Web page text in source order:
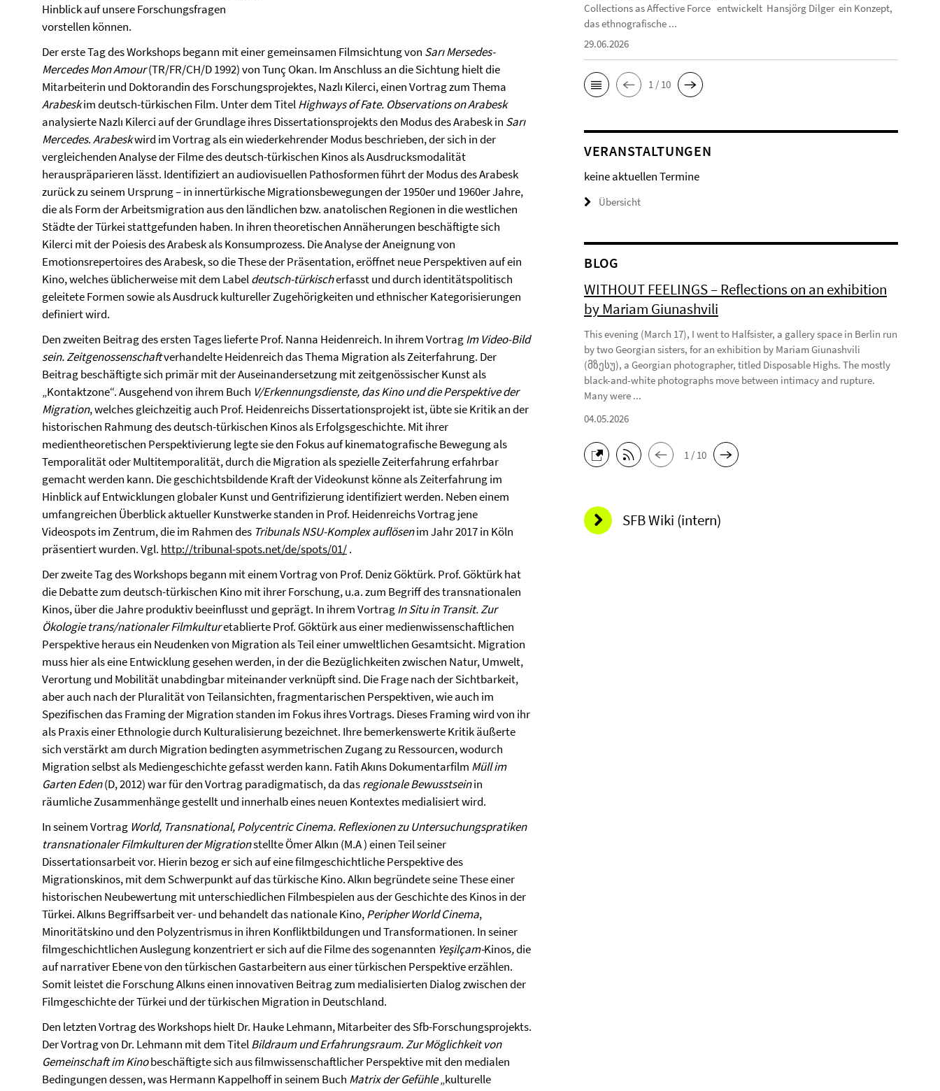
Hinblick auf unsere Forschungsfragen
vorstellen können.
Der erste Tag des Workshops begann mit einer gemeinsamen Filmsichtung von Sarı Mersedes-
Mercedes Mon Amour(TR/FR/CH/D 1992) von Tunç Okan. Im Anschluss an die Sichtung hielt die
Mitarbeiterin und Doktorandin des Forschungsprojektes, Nazlı Kilerci, einen Vortrag zum Thema
Arabeskim deutsch-türkischen Film. Unter dem TitelHighways of Fate. Observations on Arabesk
analysierte Nazlı Kilerci auf der Grundlage ihres Dissertationsprojekts den Modus des Arabesk in Sarı
Mercedes.Arabeskwird im Vortrag als ein wiederkehrender Modus beschrieben, der sich in der
vergleichenden Analyse der Filme des deutsch-türkischen Kinos als Ausdrucksmodalität
herauspräparieren lässt. Identifiziert an audiovisuellen Pathosformen führt der Modus des Arabesk
zurück zu seinem Ursprung – in innertürkische Migrationsbewegungen der 1950er und 1960er Jahre,
die als Form der Arbeitsmigration aus den ländlichen bzw. anatolischen Regionen in die westlichen
Städte der Türkei stattgefunden haben. In ihren theoretischen Annäherungen beschäftigte sich
Kilerci mit der Poiesis des Arabesk als Konsumprozess. Die Analyse der Aneignung von
Emotionsrepertoires des Arabesk, so die These der Präsentation, eröffnet neue Perspektiven auf ein
Kino, welches üblicherweise mit dem Labeldeutsch-türkischerfasst und durch identitätspolitisch
geleitete Formen sowie als Ausdruck kultureller Zugehörigkeiten und ethnischer Kategorisierungen
definiert wird.
Den zweiten Beitrag des ersten Tages lieferte Prof. Nanna Heidenreich. In ihrem VortragIm Video-Bild
sein. Zeitgenossenschaftverhandelte Heidenreich das Thema Migration als Zeiterfahrung. Der
Beitrag beschäftigte sich primär mit der Auseinandersetzung mit zeitgenössischer Kunst als
„Kontaktzone“. Ausgehend von ihrem Buch V/Erkennungsdienste, das Kino und die Perspektive der
Migration, welches gleichzeitig auch Prof. Heidenreichs Dissertationsprojekt ist, übte sie Kritik an der
historischen Rahmung des deutsch-türkischen Kinos als Erfolgsgeschichte. Mit ihrer
medientheoretischen Perspektivierung legte sie den Fokus auf kinematografische Bewegung als
Temporalität oder Multitemporalität, durch die Migration als spezielle Zeiterfahrung erfahrbar
gemacht werden kann. Die geschichtsbildende Kraft der Videokunst könne als Zeiterfahrung im
Hinblick auf Entwicklungen globaler Kunst und Gentrifizierung identifiziert werden. Neben einem
umfangreichen Überblick aktueller Kunstwerke standen in Prof. Heidenreichs Vortrag jene
Videospots im Zentrum, die im Rahmen des Tribunals NSU-Komplex auflösenim Jahr 2017 in Köln
präsentiert wurden. Vgl. http://tribunal-spots.net/de/spots/01/.
Der zweite Tag des Workshops begann mit einem Vortrag von Prof. Deniz Göktürk. Prof. Göktürk hat
die Debatte zum deutsch-türkischen Kino mit ihrer Forschung, u.a. zum Begriff des transnationalen
Kinos, über die Jahre produktiv beeinflusst und geprägt. In ihrem VortragIn Situ in Transit. Zur
Ökologie trans/nationaler Filmkulturetablierte Prof. Göktürk aus einer medienwissenschaftlichen
Perspektive heraus ein Neudenken von Migration als Teil einer umweltlichen Gesamtsicht. Migration
muss hier als eine Entwicklung gesehen werden, in der die Bezüglichkeiten zwischen Natur, Umwelt,
Verortung und Mobilität unabdingbar miteinander verknüpft sind. Die Frage nach der Sichtbarkeit,
aber auch nach der Pluralität von Teilansichten, fragmentarischen Perspektiven, wie auch im
Spezifischen das Framing der Migration standen im Fokus ihres Vortrags. Dieses Framing wird von ihr
als Praxis einer Ethnologie durch Kulturalisierung bezeichnet. Ihre bemerkenswerte Kritik äußerte
sich verstärkt am durch Migration bedingten asymmetrischen Zugang zu Ressourcen, wodurch
Migration selbst als Mediengeschichte gefasst werden kann. Fatih Akıns Dokumentarfilm Müll im
Garten Eden(D, 2012) war für den Vortrag paradigmatisch, da dasregionale Bewusstseinin
räumliche Zusammenhänge gestellt und innerhalb eines neuen Kontextes medialisiert wird.
In seinem Vortrag World, Transnational, Polycentric Cinema. Reflexionen zu Untersuchungspratiken
transnationaler Filmkulturen der Migrationstellte Ömer Alkın (M.A ) einen Teil seiner
Dissertationsarbeit vor. Hierin bezog er sich auf eine filmgeschichtliche Perspektive des
Migrationskinos, mit dem Schwerpunkt auf das türkische Kino. Alkın begründete seine These einer
historischen Neubewertung mit unterschiedlichen Filmbespielen aus der Geschichte des Kinos in der
Türkei. Alkıns Begriffsarbeit ver- und behandelt das nationale Kino,Peripher World Cinema,
Minoritätskino und den Polyzentrismus in ihren Konfliktbildungen und Transformationen. In seiner
filmgeschichtlichen Auslegung konzentriert er sich auf die Filme des sogenannten Yeşilçam-Kinos,die
auf narrativer Ebene von den türkischen Gastarbeitern aus einer türkischen Perspektive erzählen.
Somit leistet die Forschung Alkıns einen innovativen Beitrag zum medialisierten Dialog zwischen der
Filmgeschichte der Türkei und der türkischen Migration in Deutschland.
Den letzten Vortrag des Workshops hielt Dr. Hauke Lehmann, Mitarbeiter des Sfb-Forschungsprojekts.
Der Vortrag von Dr. Lehmann mit dem TitelBildraum und Erfahrungsraum. Zur Möglichkeit von
Gemeinschaft im Kinobeschäftigte sich aus filmwissenschaftlicher Perspektive mit den medialen
Bedingungen dessen, was Hermann Kappelhoff in seinem Buch Matrix der Gefühle„kulturelle
Collections as Affective Force entwickelt Hansjörg Dilger ein Konzept,
das ethnografische ...
29.06.2026
1 / 10
VERANSTALTUNGEN
keine aktuellen Termine
Übersicht
BLOG
WITHOUT FEELINGS – Reflections on an exhibition
by Mariam Giunashvili
This evening (March 17), I went to Halfsister, a gallery space in Berlin run
by two Georgian sisters, for an exhibition by Mariam Giunashvili
(მზესუ), a Georgian photographer, titled Disposable Highs. The mostly
black-and-white photographs move between intimacy and rupture.
Many were ...
04.05.2026
1 / 10
SFB Wiki (intern)